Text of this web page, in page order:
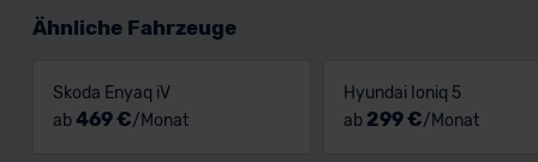
Ähnliche Fahrzeuge
Skoda Enyaq iV
ab469 €/Monat
Hyundai Ioniq 5
ab 299 €/Monat